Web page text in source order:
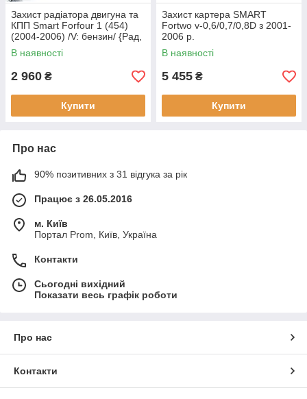
Захист радіатора двигуна та
КПП Smart Forfour 1 (454)
(2004-2006) /V: бензин/ {Рад,
ДВС, КПП}
В наявності
2 960 ₴
Купити
Захист картера SMART
Fortwo v-0,6/0,7/0,8D з 2001-
2006 р.
В наявності
5 455 ₴
Купити
Про нас
90% позитивних з 31 відгука за рік
Працює з 26.05.2016
м. Київ
Портал Prom, Київ, Україна
Контакти
Сьогодні вихідний
Показати весь графік роботи
Про нас
Контакти